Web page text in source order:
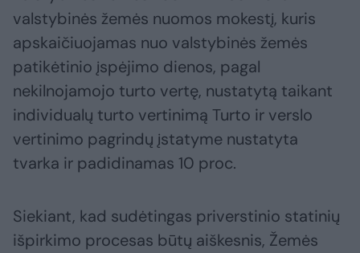
valstybinės žemės nuomos mokestį, kuris
apskaičiuojamas nuo valstybinės žemės
patikėtinio įspėjimo dienos, pagal
nekilnojamojo turto vertę, nustatytą taikant
individualų turto vertinimą Turto ir verslo
vertinimo pagrindų įstatyme nustatyta
tvarka ir padidinamas 10 proc.
Siekiant, kad sudėtingas priverstinio statinių
išpirkimo procesas būtų aiškesnis, Žemės